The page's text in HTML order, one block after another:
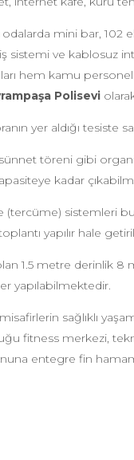
odalarda mini bar, 102
sistemi ve kablosuz
hem kamu
Polisevi
yer aldığı tesiste
töreni gibi
kadar
(tercüme) sistemleri
yapılır hale
1.5 metre derinlik 8
yapılabilmektedir.
sağlıklı
fitness merkezi,
entegre fin